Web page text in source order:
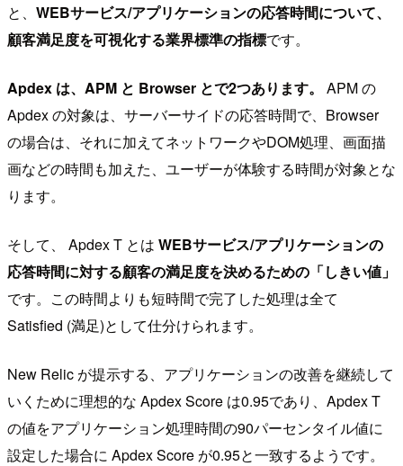
と、 WEBサービス/アプリケーションの応答時間について、
顧客満足度を可視化する業界標準の指標です。
Apdex は、APM と Browser とで2つあります。
APM の
Apdex の対象は、サーバーサイドの応答時間で、Browser
の場合は、それに加えてネットワークやDOM処理、画面描
画などの時間も加えた、ユーザーが体験する時間が対象とな
ります。
そして、 Apdex T とは WEBサービス/アプリケーションの
応答時間に対する顧客の満足度を決めるための「しきい値」
です。この時間よりも短時間で完了した処理は全て
Satisfied (満足)として仕分けられます。
New Relic が提示する、アプリケーションの改善を継続して
いくために理想的な Apdex Score は0.95であり、Apdex T
の値をアプリケーション処理時間の90パーセンタイル値に
設定した場合に Apdex Score が0.95と一致するようです。